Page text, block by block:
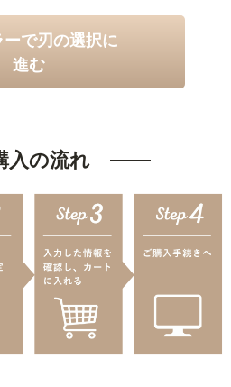
で刃の選択に
進む
入の流れ